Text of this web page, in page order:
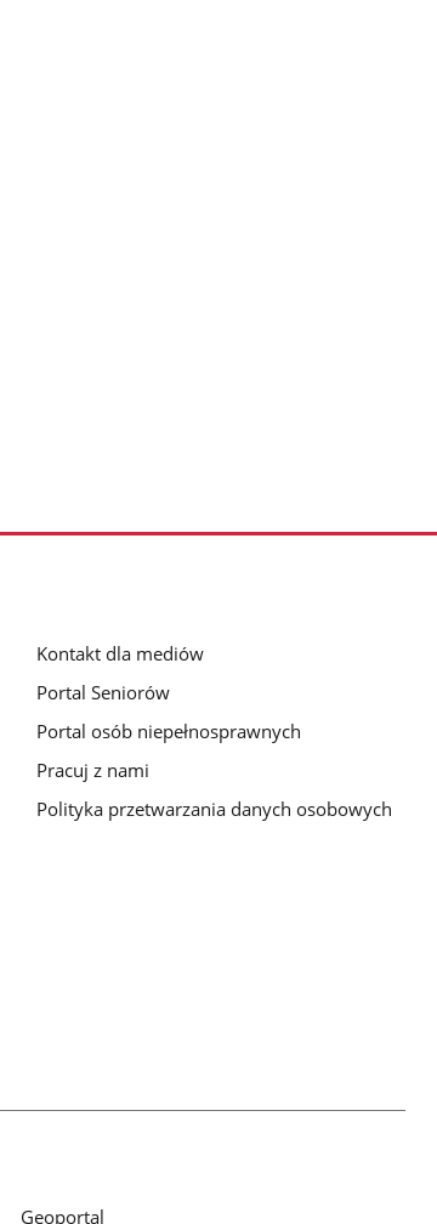
Kontakt dla mediów
Portal Seniorów
Portal osób niepełnosprawnych
Pracuj z nami
Polityka przetwarzania danych osobowych
Geoportal